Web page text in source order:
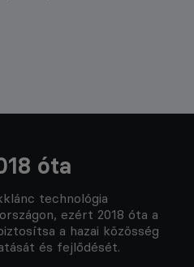
óta
technológia
ezért 2018 óta a
a hazai közösség
és fejlődését.